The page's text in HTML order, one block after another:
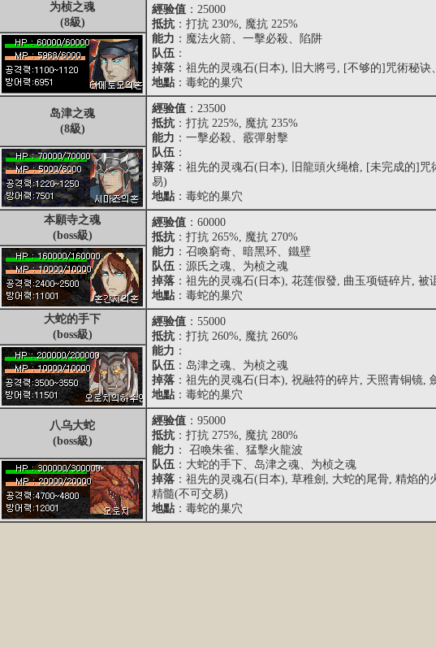
为桢之魂
(8級)
經验值 ：25000
抵抗 ：打抗 230%, 魔抗 225%
能力 ：魔法火箭、一擊必殺、陷阱
队伍 ：
掉落 ：祖先的灵魂石(日本), 旧大將弓, [不够的]咒術秘
地點 ：毒蛇的巢穴
岛津之魂
(8級)
經验值 ：23500
抵抗 ：打抗 225%, 魔抗 235%
能力 ：一擊必殺、霰彈射擊
队伍 ：
掉落 ：祖先的灵魂石(日本), 旧龍頭火绳槍, [未完成的]
易)
地點 ：毒蛇的巢穴
本願寺之魂
(boss級)
經验值 ：60000
抵抗 ：打抗 265%, 魔抗 270%
能力 ：召喚窮奇、暗黑环、鐵壁
队伍 ：源氏之魂、为桢之魂
掉落 ：祖先的灵魂石(日本), 花莲假發, 曲玉项链碎片, 被
地點 ：毒蛇的巢穴
大蛇的手下
(boss級)
經验值 ：55000
抵抗 ：打抗 260%, 魔抗 260%
能力 ：
队伍 ：岛津之魂、为桢之魂
掉落 ：祖先的灵魂石(日本), 祝融符的碎片, 天照青铜镜,
地點 ：毒蛇的巢穴
八乌大蛇
(boss級)
經验值 ：95000
抵抗 ：打抗 275%, 魔抗 280%
能力 ： 召喚朱雀、猛擊火龍波
队伍 ：大蛇的手下、岛津之魂、为桢之魂
掉落 ：祖先的灵魂石(日本), 草稚劍, 大蛇的尾骨, 精焰的
精髓(不可交易)
地點 ：毒蛇的巢穴